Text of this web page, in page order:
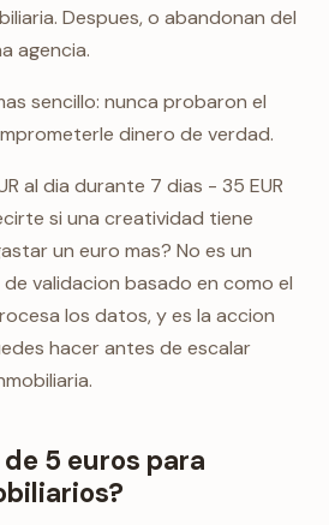
Despues, o abandonan del
agencia.
sencillo: nunca probaron el
dinero de verdad.
al dia durante 7 dias - 35 EUR
si una creatividad tiene
un euro mas? No es un
validacion basado en como el
los datos, y es la accion
hacer antes de escalar
5 euros para